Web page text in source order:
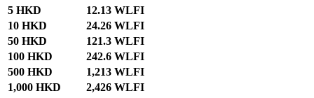
5 HKD
12.13 WLFI
10 HKD
24.26 WLFI
50 HKD
121.3 WLFI
100 HKD
242.6 WLFI
500 HKD
1,213 WLFI
1,000 HKD
2,426 WLFI